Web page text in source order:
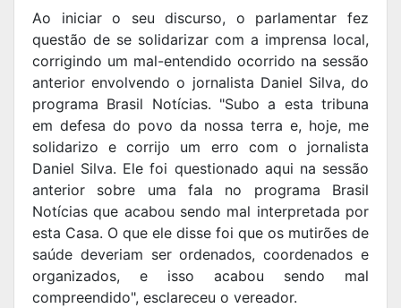
Ao iniciar o seu discurso, o parlamentar fez
questão de se solidarizar com a imprensa local,
corrigindo um mal-entendido ocorrido na sessão
anterior envolvendo o jornalista Daniel Silva, do
programa Brasil Notícias. "Subo a esta tribuna
em defesa do povo da nossa terra e, hoje, me
solidarizo e corrijo um erro com o jornalista
Daniel Silva. Ele foi questionado aqui na sessão
anterior sobre uma fala no programa Brasil
Notícias que acabou sendo mal interpretada por
esta Casa. O que ele disse foi que os mutirões de
saúde deveriam ser ordenados, coordenados e
organizados, e isso acabou sendo mal
compreendido", esclareceu o vereador.